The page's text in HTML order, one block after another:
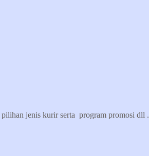
pilihan jenis kurir serta program promosi dll .